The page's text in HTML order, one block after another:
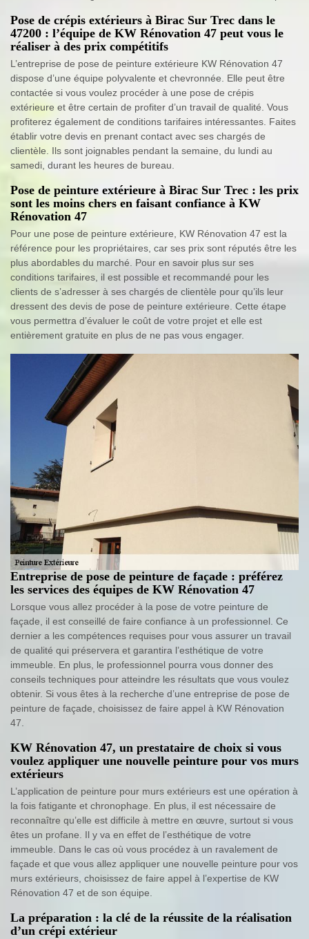
Pose de crépis extérieurs à Birac Sur Trec dans le
47200 : l’équipe de KW Rénovation 47 peut vous le
réaliser à des prix compétitifs
L’entreprise de pose de peinture extérieure KW Rénovation 47
dispose d’une équipe polyvalente et chevronnée. Elle peut être
contactée si vous voulez procéder à une pose de crépis
extérieure et être certain de profiter d’un travail de qualité. Vous
profiterez également de conditions tarifaires intéressantes. Faites
établir votre devis en prenant contact avec ses chargés de
clientèle. Ils sont joignables pendant la semaine, du lundi au
samedi, durant les heures de bureau.
Pose de peinture extérieure à Birac Sur Trec : les prix
sont les moins chers en faisant confiance à KW
Rénovation 47
Pour une pose de peinture extérieure, KW Rénovation 47 est la
référence pour les propriétaires, car ses prix sont réputés être les
plus abordables du marché. Pour en savoir plus sur ses
conditions tarifaires, il est possible et recommandé pour les
clients de s’adresser à ses chargés de clientèle pour qu’ils leur
dressent des devis de pose de peinture extérieure. Cette étape
vous permettra d’évaluer le coût de votre projet et elle est
entièrement gratuite en plus de ne pas vous engager.
Entreprise de pose de peinture de façade : préférez
les services des équipes de KW Rénovation 47
Lorsque vous allez procéder à la pose de votre peinture de
façade, il est conseillé de faire confiance à un professionnel. Ce
dernier a les compétences requises pour vous assurer un travail
de qualité qui préservera et garantira l’esthétique de votre
immeuble. En plus, le professionnel pourra vous donner des
conseils techniques pour atteindre les résultats que vous voulez
obtenir. Si vous êtes à la recherche d’une entreprise de pose de
peinture de façade, choisissez de faire appel à KW Rénovation
47.
KW Rénovation 47, un prestataire de choix si vous
voulez appliquer une nouvelle peinture pour vos murs
extérieurs
L’application de peinture pour murs extérieurs est une opération à
la fois fatigante et chronophage. En plus, il est nécessaire de
reconnaître qu’elle est difficile à mettre en œuvre, surtout si vous
êtes un profane. Il y va en effet de l’esthétique de votre
immeuble. Dans le cas où vous procédez à un ravalement de
façade et que vous allez appliquer une nouvelle peinture pour vos
murs extérieurs, choisissez de faire appel à l’expertise de KW
Rénovation 47 et de son équipe.
La préparation : la clé de la réussite de la réalisation
d’un crépi extérieur